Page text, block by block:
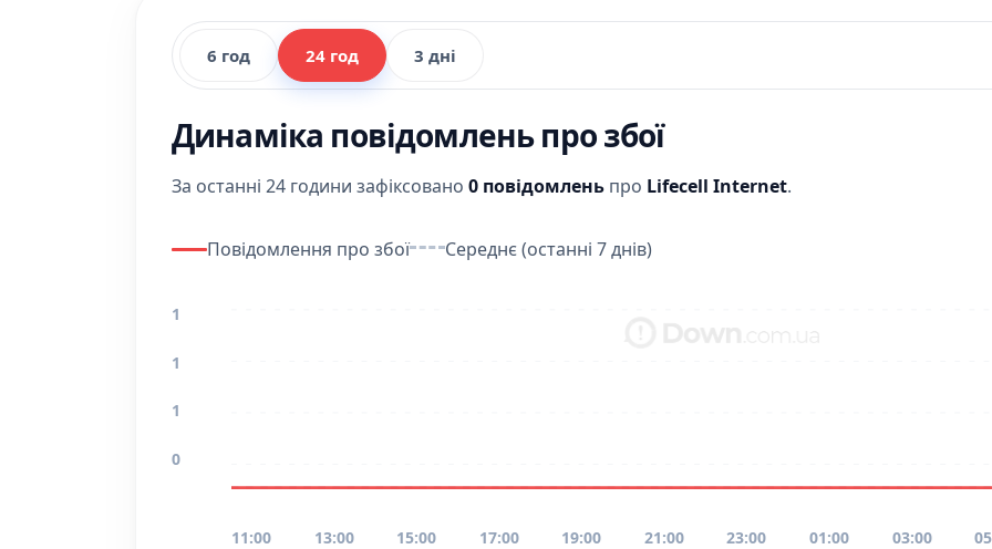
6 год 24 год 3 дні
Динаміка повідомлень про збої
За останні 24 години зафіксовано 0 повідомлень про Lifecell Internet.
Повідомлення про збої Середнє (останні 7 днів)
1
1
1
0
11:00 13:00 15:00 17:00 19:00 21:00 23:00 01:00 03:00